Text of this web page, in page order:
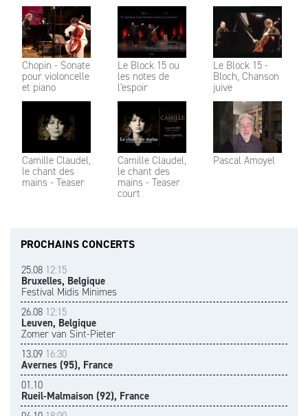
Chopin - Sonate
pour violoncelle
et piano
Le Block 15 ou
les notes de
l'espoir
Le Block 15 -
Bloch, Chanson
juive
Camille Claudel,
le chant des
mains - Teaser
Camille Claudel,
le chant des
mains - Teaser
court
Pascal Amoyel
PROCHAINS CONCERTS
25.08 12:15
Bruxelles, Belgique
Festival Midis Minimes
26.08 12:15
Leuven, Belgique
Zomer van Sint-Pieter
13.09 16:30
Avernes (95), France
01.10
Rueil-Malmaison (92), France